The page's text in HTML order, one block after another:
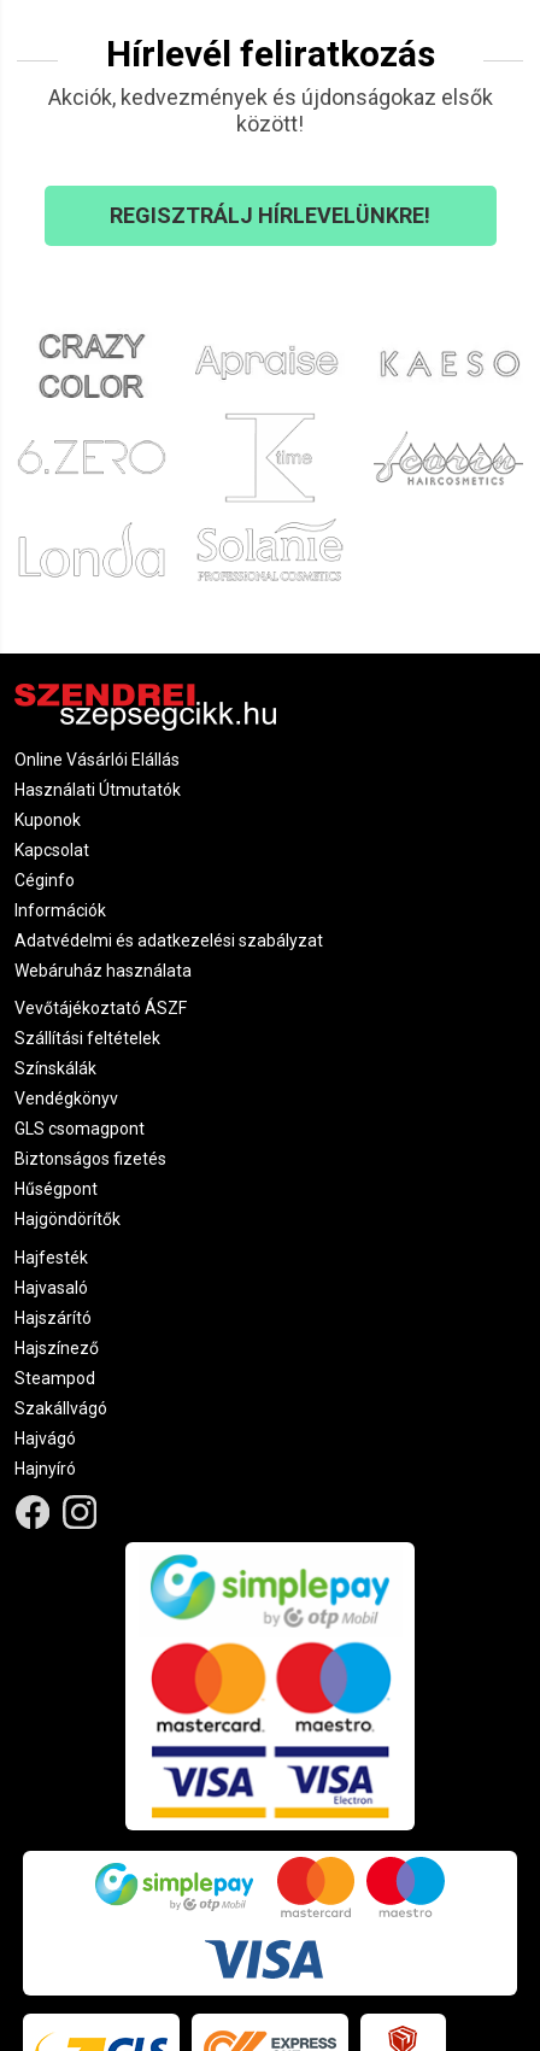
Hírlevél feliratkozás
Akciók, kedvezmények és újdonságokaz elsők
között!
REGISZTRÁLJ HÍRLEVELÜNKRE!
Online Vásárlói Elállás
Használati Útmutatók
Kuponok
Kapcsolat
Céginfo
Információk
Adatvédelmi és adatkezelési szabályzat
Webáruház használata
Vevőtájékoztató ÁSZF
Szállítási feltételek
Színskálák
Vendégkönyv
GLS csomagpont
Biztonságos fizetés
Hűségpont
Hajgöndörítők
Hajfesték
Hajvasaló
Hajszárító
Hajszínező
Steampod
Szakállvágó
Hajvágó
Hajnyíró